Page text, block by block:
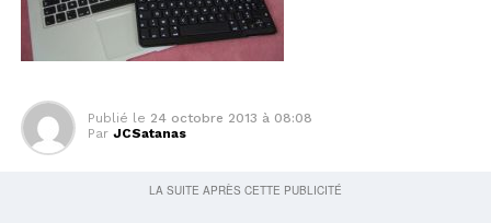
Publié le 24 octobre 2013 à 08:08
Par JCSatanas